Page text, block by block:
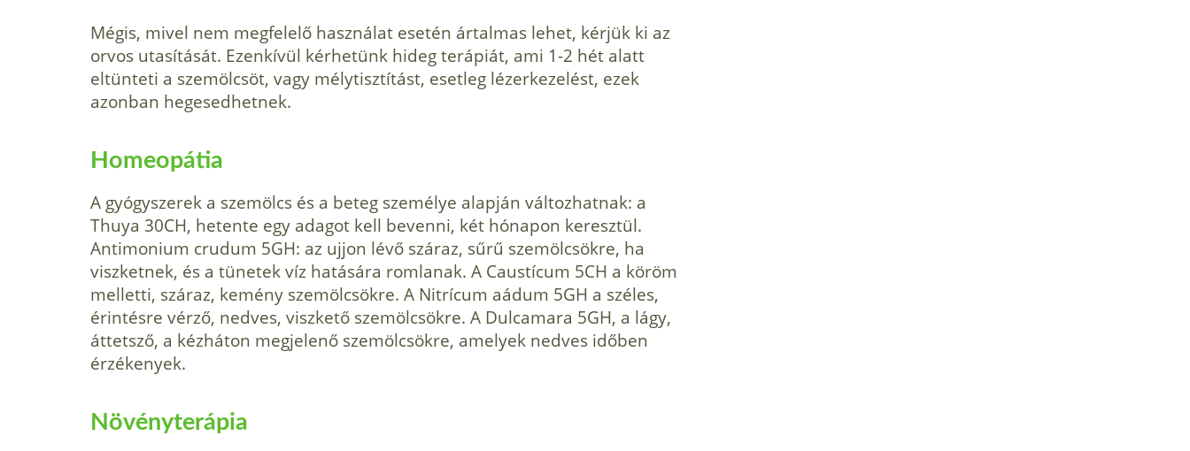
Mégis, mivel nem megfelelő használat esetén ártalmas lehet, kérjük ki az
orvos utasítását. Ezenkívül kérhetünk hideg terápiát, ami 1-2 hét alatt
eltünteti a szemölcsöt, vagy mélytisztítást, esetleg lézerkezelést, ezek
azonban hegesedhetnek.
Homeopátia
A gyógyszerek a szemölcs és a beteg személye alapján változhatnak: a
Thuya 30CH, hetente egy adagot kell be­venni, két hónapon keresztül.
Antimonium crudum 5GH: az ujjon lévő száraz, sűrű szemölcsökre, ha
viszketnek, és a tüne­tek víz hatására romlanak. A Caustícum 5CH a köröm
melletti, száraz, kemény szemölcsökre. A Nitrícum aádum 5GH a széles,
érintésre vérző, nedves, viszkető szemölcsökre. A Dulcamara 5GH, a lágy,
áttetsző, a kézháton megjelenő szemöl­csökre, amelyek nedves időben
érzékenyek.
Növényterápia